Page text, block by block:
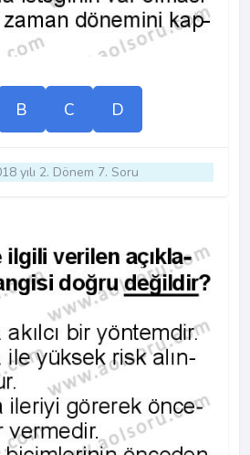
B C D
yılı 2. Dönem 7. Soru